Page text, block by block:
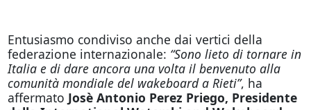
Entusiasmo condiviso anche dai vertici della
federazione internazionale: “Sono lieto di tornare in
Italia e di dare ancora una volta il benvenuto alla
comunità mondiale del wakeboard a Rieti”, ha
affermato Josè Antonio Perez Priego, Presidente